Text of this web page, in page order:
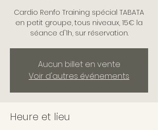
Cardio Renfo Training spécial TABATA
en petit groupe, tous niveaux, 15€ la
séance d'1h, sur réservation.
Aucun billet en vente
Voir d'autres événements
Heure et lieu